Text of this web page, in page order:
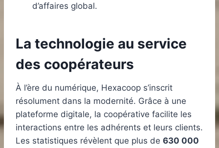
d’affaires global.
La technologie au service
des coopérateurs
À l’ère du numérique, Hexacoop s’inscrit
résolument dans la modernité. Grâce à une
plateforme digitale, la coopérative facilite les
interactions entre les adhérents et leurs clients.
Les statistiques révèlent que plus de 630 000